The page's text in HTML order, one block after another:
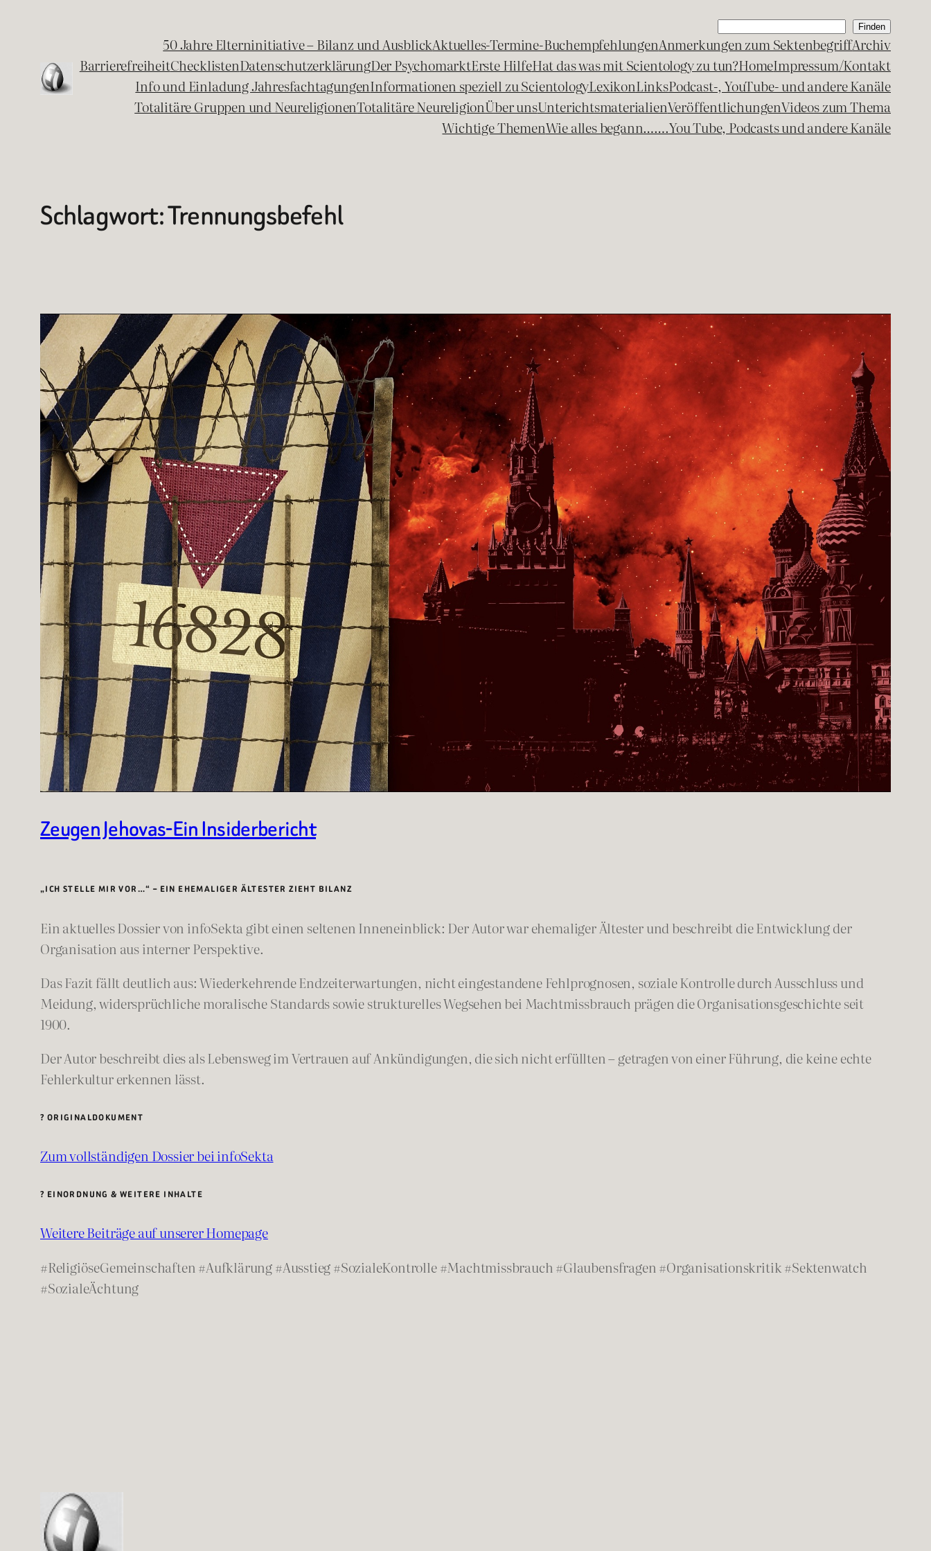
Suchen Finden
50 Jahre Elterninitiative – Bilanz und AusblickAktuelles-Termine-BuchempfehlungenAnmerkungen zum SektenbegriffArchiv
BarrierefreiheitChecklistenDatenschutzerklärungDer PsychomarktErste HilfeHat das was mit Scientology zu tun?HomeImpressum/Kontakt
Info und Einladung JahresfachtagungenInformationen speziell zu ScientologyLexikonLinksPodcast-, YouTube- und andere Kanäle
Totalitäre Gruppen und NeureligionenTotalitäre NeureligionÜber unsUnterichtsmaterialienVeröffentlichungenVideos zum Thema
Wichtige ThemenWie alles begann…….You Tube, Podcasts und andere Kanäle
Schlagwort:Trennungsbefehl
Zeugen Jehovas-Ein Insiderbericht
„ICH STELLE MIR VOR…“ – EIN EHEMALIGER ÄLTESTER ZIEHT BILANZ
Ein aktuelles Dossier von infoSekta gibt einen seltenen Inneneinblick: Der Autor war ehemaliger Ältester und beschreibt die Entwicklung der
Organisation aus interner Perspektive.
Das Fazit fällt deutlich aus: Wiederkehrende Endzeiterwartungen, nicht eingestandene Fehlprognosen, soziale Kontrolle durch Ausschluss und
Meidung, widersprüchliche moralische Standards sowie strukturelles Wegsehen bei Machtmissbrauch prägen die Organisationsgeschichte seit
1900.
Der Autor beschreibt dies als Lebensweg im Vertrauen auf Ankündigungen, die sich nicht erfüllten – getragen von einer Führung, die keine echte
Fehlerkultur erkennen lässt.
? ORIGINALDOKUMENT
Zum vollständigen Dossier bei infoSekta
? EINORDNUNG & WEITERE INHALTE
Weitere Beiträge auf unserer Homepage
#ReligiöseGemeinschaften #Aufklärung #Ausstieg #SozialeKontrolle #Machtmissbrauch #Glaubensfragen #Organisationskritik #Sektenwatch
#SozialeÄchtung